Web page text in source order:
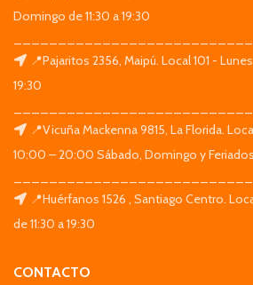
Domingo de 11:30 a 19:30
📍Pajaritos 2356, Maipú. Local 101 -
19:30
📍Vicuña Mackenna 9815, La Florida.
10:00 – 20:00 Sábado, Domingo y
📍Huérfanos 1526 , Santiago Centro.
de 11:30 a 19:30
CONTACTO